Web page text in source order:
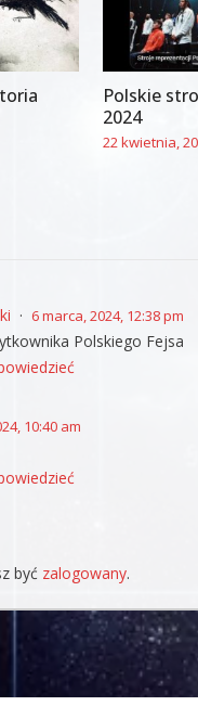
Polskie
2024
22 kwietnia,
6 marca, 2024, 12:38 pm
Polskiego Fejsa
10:40 am
być zalogowany.